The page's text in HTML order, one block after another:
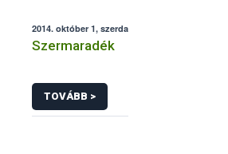
2014. október 1, szerda
Szermaradék
TOVÁBB >